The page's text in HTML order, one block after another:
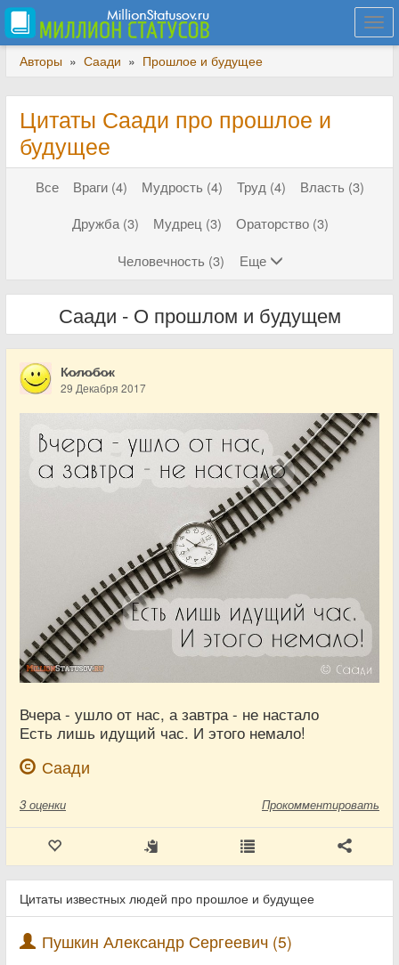
Авторы » Саади » Прошлое и будущее
Цитаты Саади про прошлое и
будущее
Все Враги (4) Мудрость (4) Труд (4)
Власть (3)
Дружба (3)
Мудрец (3)
Ораторство (3)
Человечность (3)
Еще
Саади - О прошлом и будущем
К̷о̷л̷о̷б̷о̷к
29 Декабря 2017
Вчера - ушло от нас, а завтра - не настало
Есть лишь идущий час. И этого немало!
Саади
3 оценки Прокомментировать
Цитаты известных людей про прошлое и будущее
Пушкин Александр Сергеевич (5)